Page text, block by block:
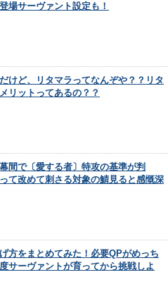
場サーヴァント設定も！
けど、リタマラってなんぞや？？リタ
リットってあるの？？
間で〔愛する者〕特攻の基準が判
て改めて刺さる対象の鯖見ると感慨深
方をまとめてみた！必要QPがめっち
サーヴァントが育ってから挑戦しよ